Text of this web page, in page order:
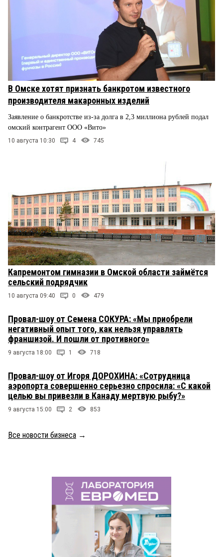
В Омске хотят признать банкротом известного
производителя макаронных изделий
Заявление о банкротстве из-за долга в 2,3 миллиона рублей подал
омский контрагент ООО «Вито»
10 августа 10:30 4 745
Капремонтом гимназии в Омской области займётся
сельский подрядчик
10 августа 09:40 0 479
Провал-шоу от Семена СОКУРА: «Мы приобрели
негативный опыт того, как нельзя управлять
франшизой. И пошли от противного»
9 августа 18:00 1 718
Провал-шоу от Игоря ДОРОХИНА: «Сотрудница
аэропорта совершенно серьезно спросила: «С какой
целью вы привезли в Канаду мертвую рыбу?»
9 августа 15:00 2 853
Все новости бизнеса →